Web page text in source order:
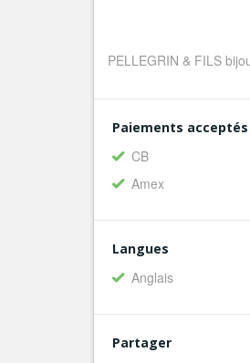
PELLEGRIN & FILS
Paiements acceptés
CB
Amex
Langues
Anglais
Partager